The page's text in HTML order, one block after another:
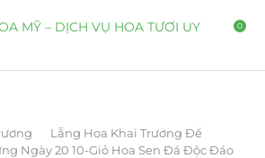
0
Lẵng Hoa Khai Trương Để
Ngày 20 10-Giỏ Hoa Sen Đá Độc Đáo